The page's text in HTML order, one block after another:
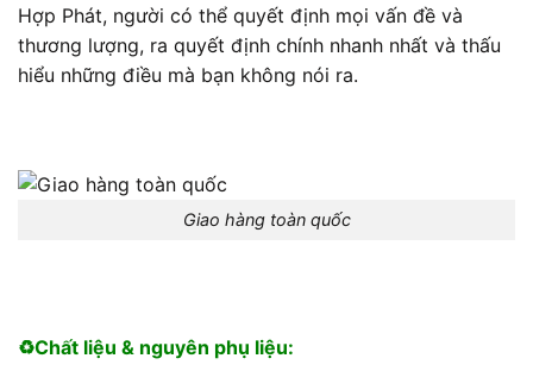
Hợp Phát, người có thể quyết định mọi vấn đề và
thương lượng, ra quyết định chính nhanh nhất và thấu
hiểu những điều mà bạn không nói ra.
Giao hàng toàn quốc
♻️Chất liệu & nguyên phụ liệu: